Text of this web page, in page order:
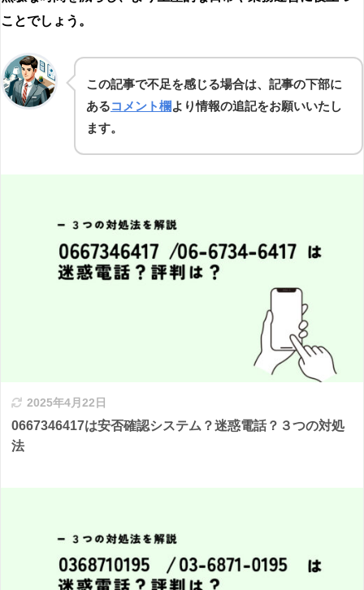
ことでしょう。
この記事で不足を感じる場合は、記事の下部に
あるコメント欄より情報の追記をお願いいたし
ます。
2025年4月22日
0667346417は安否確認システム？迷惑電話？３つの対処
法